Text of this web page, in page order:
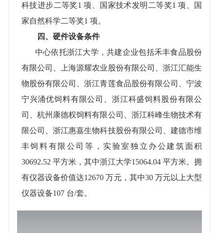
科技进步二等奖1项、国家技术发明二等奖1项、国
家自然科学二等奖1 项。
四、硬件设备条件
中心依托浙江大学，共建企业包括禾丰食品股份
有限公司、上海源耀农业股份有限公司、浙江汇能生
物股份有限公司、浙江青莲食品股份有限公司、宁波
宁兴涌优饲料有限公司、浙江科盛饲料股份有限公
司、杭州康德权饲料有限公司、浙江科峰生物技术有
限公司、浙江惠嘉生物科技股份有限公司、建德市维
丰饲料有限公司等，实验室独立办公建筑面积
30692.52 平方米，其中浙江大学15064.04 平方米。拥
有仪器设备价值达12670万元，其中30 万元以上大型
仪器设备107 台/套。